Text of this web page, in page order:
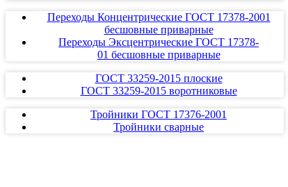
Переходы Концентрические ГОСТ 17378-2001
бесшовные приварные
Переходы Эксцентрические ГОСТ 17378-
01 бесшовные приварные
ГОСТ 33259-2015 плоские
ГОСТ 33259-2015 воротниковые
Тройники ГОСТ 17376-2001
Тройники сварные